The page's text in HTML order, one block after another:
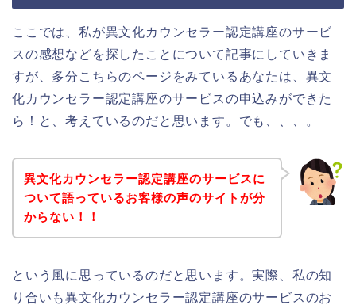
ここでは、私が異文化カウンセラー認定講座のサービ
スの感想などを探したことについて記事にしていきま
すが、多分こちらのページをみているあなたは、異文
化カウンセラー認定講座のサービスの申込みができた
ら！と、考えているのだと思います。でも、、、。
異文化カウンセラー認定講座のサービスに
ついて語っているお客様の声のサイトが分
からない！！
という風に思っているのだと思います。実際、私の知
り合いも異文化カウンセラー認定講座のサービスのお